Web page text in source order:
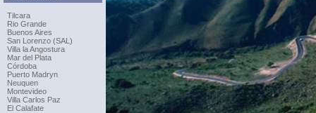
Tilcara
Rio Grande
Buenos Aires
San Lorenzo (SAL)
Villa la Angostura
Mar del Plata
Córdoba
Puerto Madryn
Neuquen
Montevideo
Villa Carlos Paz
El Calafate